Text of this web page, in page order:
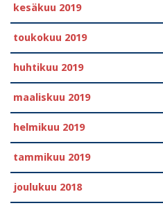
kesäkuu 2019
toukokuu 2019
huhtikuu 2019
maaliskuu 2019
helmikuu 2019
tammikuu 2019
joulukuu 2018